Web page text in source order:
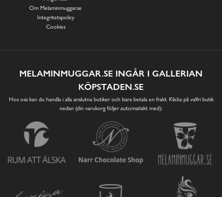
Om Melaminmuggar.se
Integritetspolicy
Cookies
MELAMINMUGGAR.SE INGÅR I GALLERIAN
KÖPSTADEN.SE
Hos oss kan du handla i alla anslutna butiker och bara betala en frakt. Klicka på valfri butik
nedan (din varukorg följer automatiskt med):